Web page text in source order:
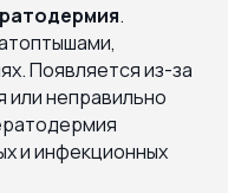
.
Появляется из-за
или неправильно
и инфекционных